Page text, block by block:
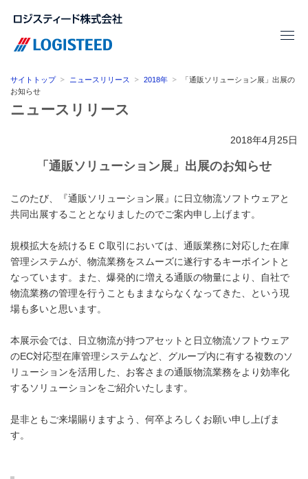
サイトトップ ニュースリリース 2018年
「通販ソリューション展」出展の
お知らせ
ニュースリリース
2018年4月25日
「通販ソリューション展」出展のお知らせ
このたび、『通販ソリューション展』に日立物流ソフトウェアと
共同出展することとなりましたのでご案内申し上げます。
規模拡大を続けるＥＣ取引においては、通販業務に対応した在庫
管理システムが、物流業務をスムーズに遂行するキーポイントと
なっています。また、爆発的に増える通販の物量により、自社で
物流業務の管理を行うこともままならなくなってきた、という現
場も多いと思います。
本展示会では、日立物流が持つアセットと日立物流ソフトウェア
のEC対応型在庫管理システムなど、グループ内に有する複数のソ
リューションを活用した、お客さまの通販物流業務をより効率化
するソリューションをご紹介いたします。
是非ともご来場賜りますよう、何卒よろしくお願い申し上げま
す。